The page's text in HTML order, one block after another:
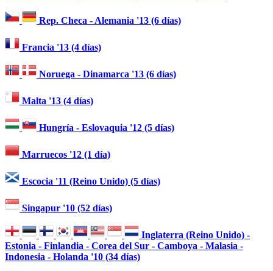
Rep. Checa - Alemania '13 (6 días)
Francia '13 (4 días)
Noruega - Dinamarca '13 (6 días)
Malta '13 (4 días)
Hungría - Eslovaquia '12 (5 días)
Marruecos '12 (1 día)
Escocia '11 (Reino Unido) (5 días)
Singapur '10 (52 días)
Inglaterra (Reino Unido) -
Estonia - Finlandia - Corea del Sur - Camboya - Malasia -
Indonesia - Holanda '10 (34 días)